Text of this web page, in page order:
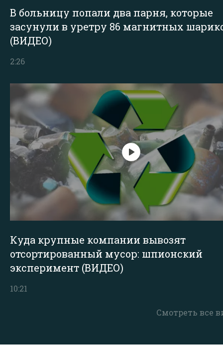
Смотреть все
В больницу попали два парня, которые
засунули в уретру 86 магнитных
(ВИДЕО)
2:26
Куда крупные компании вывозят
отсортированный мусор: шпионский
эксперимент (ВИДЕО)
10:21